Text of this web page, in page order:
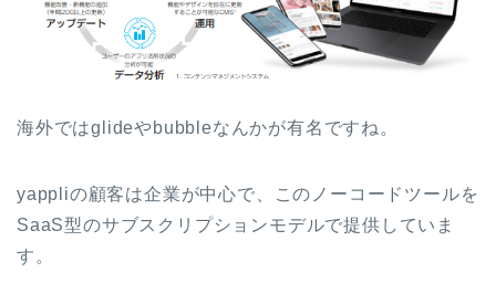
海外ではglideやbubbleなんかが有名ですね。
yappliの顧客は企業が中心で、このノーコードツールを
SaaS型のサブスクリプションモデルで提供していま
す。